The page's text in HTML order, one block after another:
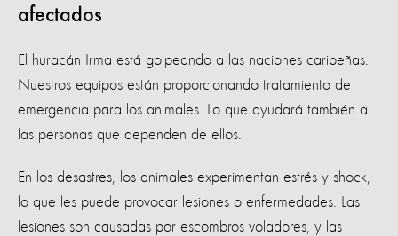
afectados
El huracán Irma está golpeando a las naciones caribeñas.
Nuestros equipos están proporcionando tratamiento de
emergencia para los animales. Lo que ayudará también a
las personas que dependen de ellos.
En los desastres, los animales experimentan estrés y shock,
lo que les puede provocar lesiones o enfermedades. Las
lesiones son causadas por escombros voladores, y las